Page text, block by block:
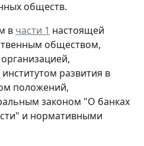
обществ.
в части 1 настоящей
обществом,
развития в
положений,
законом "О банках
и нормативными